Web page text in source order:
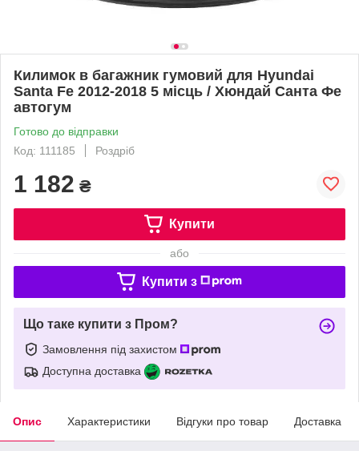
Килимок в багажник гумовий для Hyundai
Santa Fe 2012-2018 5 місць / Хюндай Санта Фе
автогум
Готово до відправки
Код: 111185
Роздріб
1 182 ₴
Купити
або
Купити з
Що таке купити з Пром?
Замовлення під захистом
Доступна доставка
Опис Характеристики Відгуки про товар Доставка